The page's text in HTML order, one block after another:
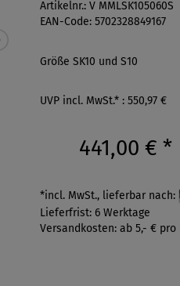
Artikelnr.: V MMLSK105060S
EAN-Code: 5702328849167
Größe SK10 und S10
UVP incl. MwSt.* : 550,97 €
441,00 € *
*incl. MwSt., lieferbar nach:
Lieferfrist: 6 Werktage
Versandkosten: ab 5,- €